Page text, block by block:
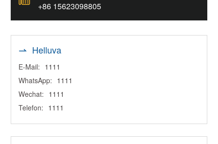
+86 15623098805
Helluva
E-Mail: 1111
WhatsApp: 1111
Wechat: 1111
Telefon: 1111